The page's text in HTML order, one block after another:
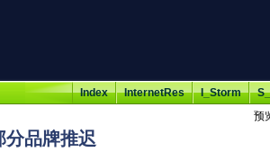
Index InternetRes I_Storm
预
分品牌推迟